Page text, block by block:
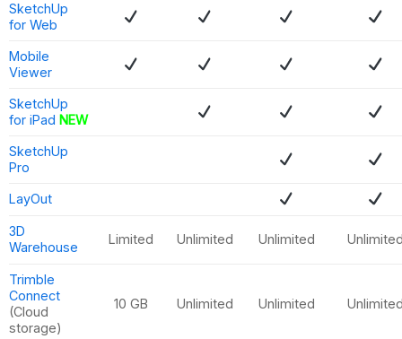
SketchUp
for Web
Mobile
Viewer
SketchUp
for iPad NEW
SketchUp
Pro
LayOut
3D
Warehouse
Limited Unlimited Unlimited
Trimble
Connect
(Cloud
storage)
10 GB Unlimited Unlimited